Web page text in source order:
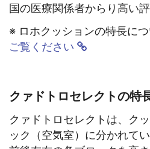
国の医療関係者からり高い
※ ロホクッションの特長に
ご覧ください
クァドトロセレクトの特
クァドトロセレクトは、ク
ック（空気室）に分かれてい